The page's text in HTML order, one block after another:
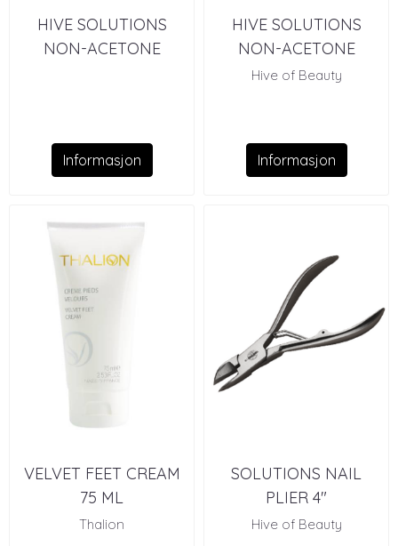
HIVE SOLUTIONS
NON-ACETONE
Informasjon
HIVE SOLUTIONS
NON-ACETONE
POLISH REMOVER 150
Hive of Beauty
Informasjon
VELVET FEET CREAM
75 ML
Thalion
SOLUTIONS NAIL
PLIER 4"
Hive of Beauty